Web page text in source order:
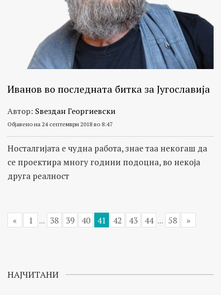
Иванов во последната битка за Југославија
Автор: Ѕвездан Георгиевски
Објавено на 24 септември 2018 во 8:47
Носталгијата е чудна работа, знае таа некогаш да
се проектира многу години подоцна, во некоја
друга реалност
« 1 ... 38 39 40 41 42 43 44 ... 58 »
НАЈЧИТАНИ